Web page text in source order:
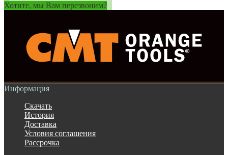
Хотите, мы Вам перезвоним?
Информация
Скачать
История
Доставка
Условия соглашения
Рассрочка